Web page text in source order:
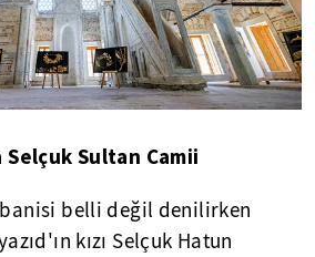
Sultan Camii
belli değil denilirken
kızı Selçuk Hatun